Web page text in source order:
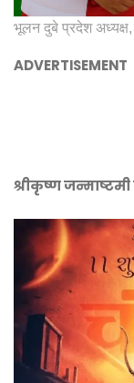
भूलन दुबे प्रदेश
ADVERTISEMENT
श्रीकृष्ण